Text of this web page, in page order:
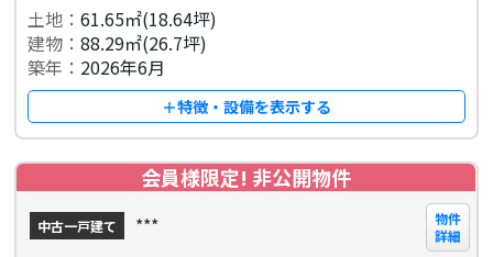
土地：61.65㎡(18.64坪)
建物：88.29㎡(26.7坪)
築年： 2026年6月
＋特徴・設備を表示する
会員様限定! 非公開物件
中古一戸建て ***
物件
詳細